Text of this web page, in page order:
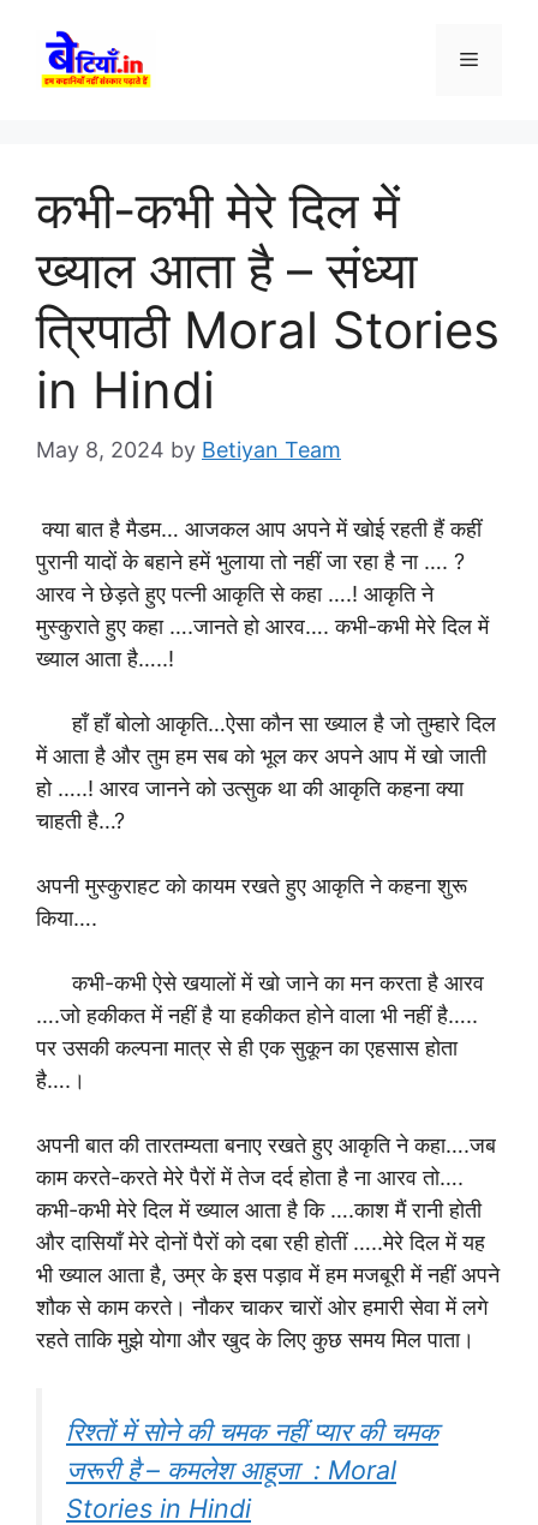
content
Menu
कभी-कभी मेरे दिल में
ख्याल आता है – संध्या
त्रिपाठी Moral Stories
in Hindi
May 8, 2024 by Betiyan Team
क्या बात है मैडम… आजकल आप अपने में खोई रहती हैं कहीं
पुरानी यादों के बहाने हमें भुलाया तो नहीं जा रहा है ना …. ?
आरव ने छेड़ते हुए पत्नी आकृति से कहा ….! आकृति ने
मुस्कुराते हुए कहा ….जानते हो आरव…. कभी-कभी मेरे दिल में
ख्याल आता है…..!
हाँ हाँ बोलो आकृति…ऐसा कौन सा ख्याल है जो तुम्हारे दिल
में आता है और तुम हम सब को भूल कर अपने आप में खो जाती
हो …..! आरव जानने को उत्सुक था की आकृति कहना क्या
चाहती है…?
अपनी मुस्कुराहट को कायम रखते हुए आकृति ने कहना शुरू
किया….
कभी-कभी ऐसे खयालों में खो जाने का मन करता है आरव
….जो हकीकत में नहीं है या हकीकत होने वाला भी नहीं है…..
पर उसकी कल्पना मात्र से ही एक सुकून का एहसास होता
है….।
अपनी बात की तारतम्यता बनाए रखते हुए आकृति ने कहा….जब
काम करते-करते मेरे पैरों में तेज दर्द होता है ना आरव तो….
कभी-कभी मेरे दिल में ख्याल आता है कि ….काश मैं रानी होती
और दासियाँ मेरे दोनों पैरों को दबा रही होतीं …..मेरे दिल में यह
भी ख्याल आता है, उम्र के इस पड़ाव में हम मजबूरी में नहीं अपने
शौक से काम करते। नौकर चाकर चारों ओर हमारी सेवा में लगे
रहते ताकि मुझे योगा और खुद के लिए कुछ समय मिल पाता।
रिश्तों में सोने की चमक नहीं प्यार की चमक
जरूरी है – कमलेश आहूजा : Moral
Stories in Hindi